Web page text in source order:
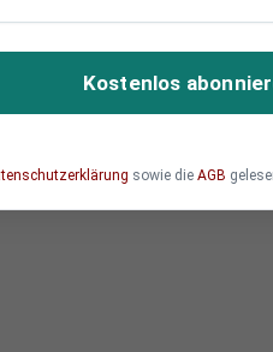
Ernte öffentlich
für EU-Gemüse für
wenn diese ihre
Kostenlos
sowie die AGB